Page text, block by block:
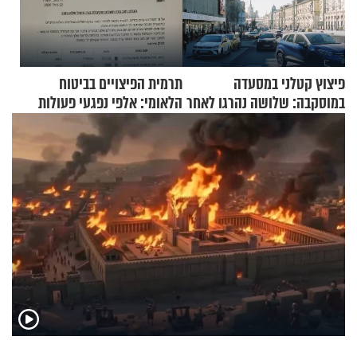
פיצוץ קטלני במסעדה
במוסקבה: שלושה נהרגו לאחר
שמטען שנשאה אישה התפוצץ
תרמית הפיצויים בביטוח
הלאומי: אלפי נפגעי פעולות
איבה קיבלו כספים במירמה